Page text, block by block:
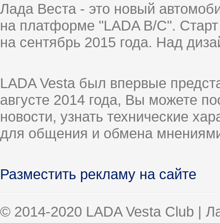
Лада Веста - это новый
на платформе "LADA B/C".
на сентябрь 2015 года. Над
LADA Vesta был впервые
августе 2014 года, Вы можете
новости, узнать технические
для общения и обмена
Разместить рекламу на сайте
© 2014-2020 LADA Vesta Club |